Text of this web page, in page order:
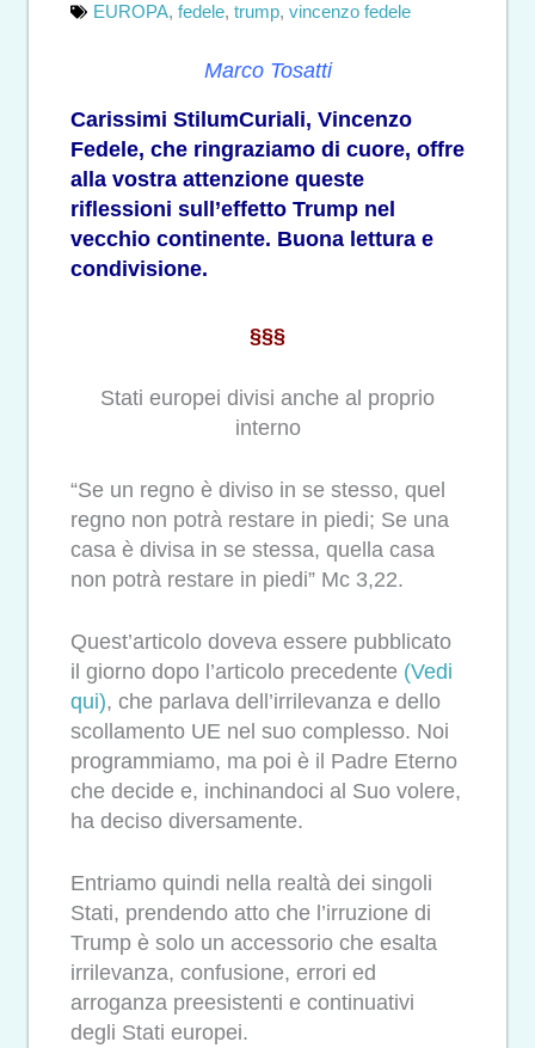
EUROPA, fedele, trump, vincenzo fedele
Marco Tosatti
Carissimi StilumCuriali, Vincenzo
Fedele, che ringraziamo di cuore, offre
alla vostra attenzione queste
riflessioni sull’effetto Trump nel
vecchio continente. Buona lettura e
condivisione.
§§§
Stati europei divisi anche al proprio
interno
“Se un regno è diviso in se stesso, quel
regno non potrà restare in piedi; Se una
casa è divisa in se stessa, quella casa
non potrà restare in piedi” Mc 3,22.
Quest’articolo doveva essere pubblicato
il giorno dopo l’articolo precedente (Vedi
qui), che parlava dell’irrilevanza e dello
scollamento UE nel suo complesso. Noi
programmiamo, ma poi è il Padre Eterno
che decide e, inchinandoci al Suo volere,
ha deciso diversamente.
Entriamo quindi nella realtà dei singoli
Stati, prendendo atto che l’irruzione di
Trump è solo un accessorio che esalta
irrilevanza, confusione, errori ed
arroganza preesistenti e continuativi
degli Stati europei.